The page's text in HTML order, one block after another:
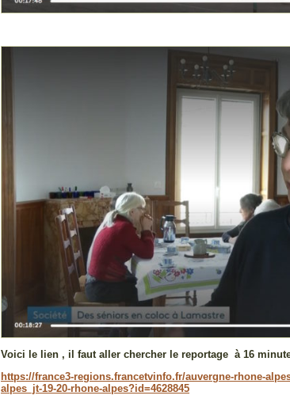
Voici le lien , il faut aller chercher le reportage à 16
https://france3-regions.francetvinfo.fr/auvergne-rhone-
alpes_jt-19-20-rhone-alpes?id=4628845